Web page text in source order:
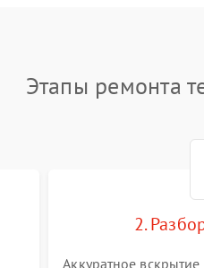
Этапы ремонта
2.
Аккуратное вскрытие